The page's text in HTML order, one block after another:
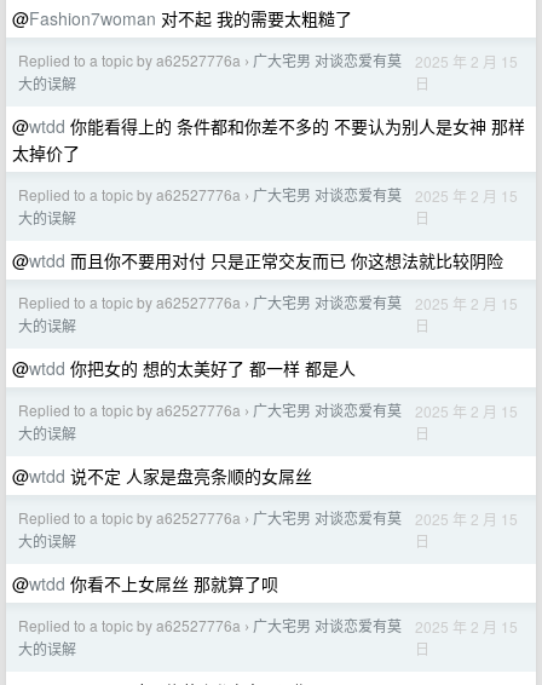
@Fashion7woman 对不起 我的需要太粗糙了
Replied to a topic by a62527776a › 广大宅男 对谈恋爱有莫
大的误解
2025 年 2 月 15
日
@wtdd 你能看得上的 条件都和你差不多的 不要认为别人是女神 那样
太掉价了
Replied to a topic by a62527776a › 广大宅男 对谈恋爱有莫
大的误解
2025 年 2 月 15
日
@wtdd 而且你不要用对付 只是正常交友而已 你这想法就比较阴险
Replied to a topic by a62527776a › 广大宅男 对谈恋爱有莫
大的误解
2025 年 2 月 15
日
@wtdd 你把女的 想的太美好了 都一样 都是人
Replied to a topic by a62527776a › 广大宅男 对谈恋爱有莫
大的误解
2025 年 2 月 15
日
@wtdd 说不定 人家是盘亮条顺的女屌丝
Replied to a topic by a62527776a › 广大宅男 对谈恋爱有莫
大的误解
2025 年 2 月 15
日
@wtdd 你看不上女屌丝 那就算了呗
Replied to a topic by a62527776a › 广大宅男 对谈恋爱有莫
大的误解
2025 年 2 月 15
日